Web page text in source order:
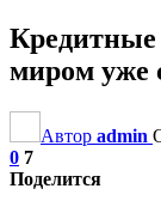
Кредитные
миром уже
Автор admin
0 7
Поделится